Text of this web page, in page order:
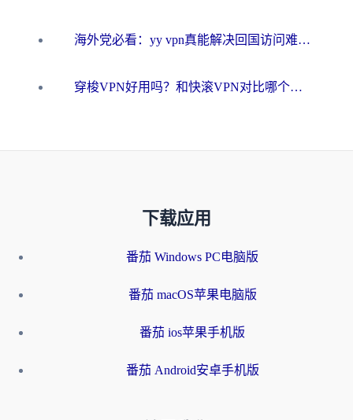
海外党必看：yy vpn真能解决回国访问难题？附云极initap测评+免费方案对比
穿梭VPN好用吗？和快滚VPN对比哪个回国效果更好？海外党选回国加速器必看指南
下载应用
番茄 Windows PC电脑版
番茄 macOS苹果电脑版
番茄 ios苹果手机版
番茄 Android安卓手机版